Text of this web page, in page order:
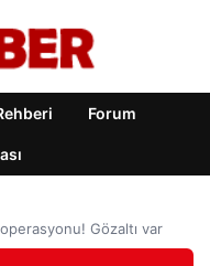
Forum
Gözaltı var